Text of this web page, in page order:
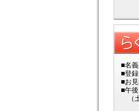
■名
■登
■お
■午
（